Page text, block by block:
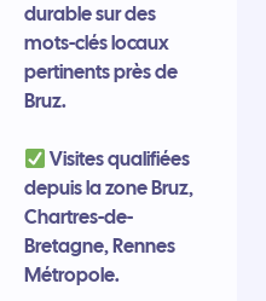
durable sur des
mots-clés locaux
pertinents près de
Bruz.
Visites qualifiées
depuis la zone Bruz,
Chartres-de-
Bretagne, Rennes
Métropole.